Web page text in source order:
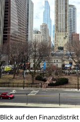
Blick auf den